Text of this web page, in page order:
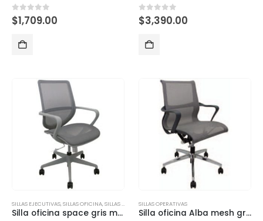
0out of 5
$1,709.00 0 out of 5
$3,390.00
SILLAS EJECUTIVAS,SILLAS OFICINA,SILLAS OPERATIVAS
Silla oficina space gris mesh
SILLAS OPERATIVAS
Silla oficina Alba mesh gris